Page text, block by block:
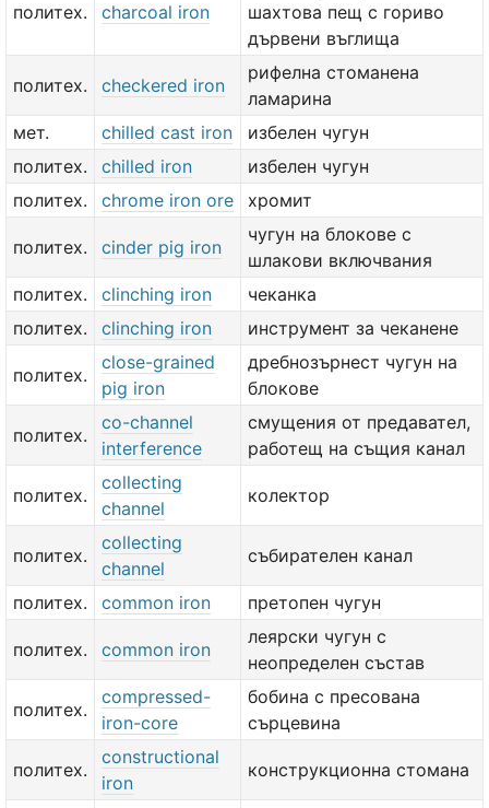
политех. charcoal iron
шахтова пещ с гориво
дървени въглища
политех. checkered iron
рифелна стоманена
ламарина
мет.
chilled cast iron
избелен чугун
политех.
chilled iron
избелен чугун
политех.
chrome iron ore хромит
политех. cinder pig iron
чугун на блокове с
шлакови включвания
политех.
clinching iron
чеканка
политех.
clinching iron инструмент за чеканене
политех.
close-grained
pig iron
дребнозърнест чугун на
блокове
политех.
co-channel
interference
смущения от предавател,
работещ на същия канал
политех.
collecting
channel
колектор
политех.
collecting
channel
събирателен канал
политех. common iron претопен чугун
политех. common iron
леярски чугун с
неопределен състав
политех.
compressed-
iron-core
бобина с пресована
сърцевина
политех.
constructional
iron
конструкционна стомана